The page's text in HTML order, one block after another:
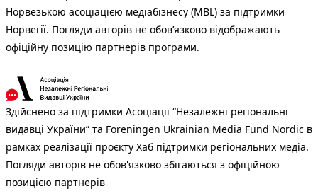
Норвезькою асоціацією медіабізнесу (MBL) за підтримки
Норвегії. Погляди авторів не обов’язково відображають
офіційну позицію партнерів програми.
Здійснено за підтримки Асоціації “Незалежні регіональні
видавці України” та Foreningen Ukrainian Media Fund Nordic в
рамках реалізації проєкту Хаб підтримки регіональних медіа.
Погляди авторів не обов'язково збігаються з офіційною
позицією партнерів